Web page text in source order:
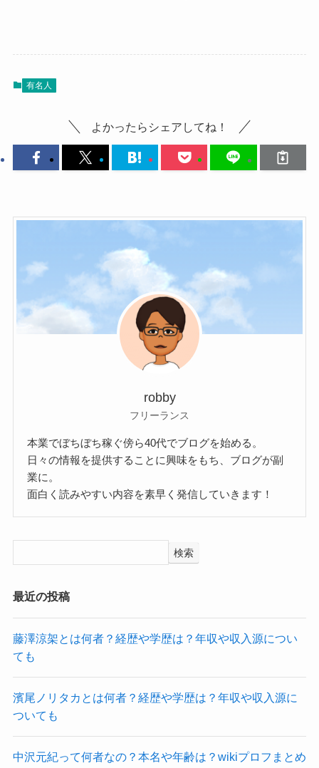
有名人
よかったらシェアしてね！
robby
フリーランス
本業でぼちぼち稼ぐ傍ら40代でブログを始める。
日々の情報を提供することに興味をもち、ブログが副
業に。
面白く読みやすい内容を素早く発信していきます！
検索
最近の投稿
藤澤涼架とは何者？経歴や学歴は？年収や収入源につい
ても
濱尾ノリタカとは何者？経歴や学歴は？年収や収入源に
ついても
中沢元紀って何者なの？本名や年齢は？wikiプロフまとめ